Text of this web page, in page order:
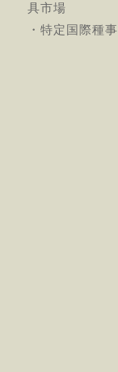
具市場
・特定国際種